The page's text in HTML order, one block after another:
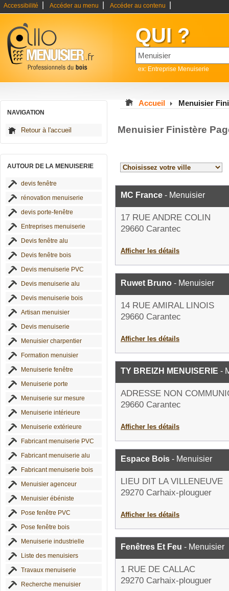
Accessibilité Accéder au menu Accéder au contenu
QUI ?
ex: Entreprise Menuiserie
NAVIGATION
Retour à l'accueil
AUTOUR DE LA MENUISERIE
devis fenêtre
rénovation menuiserie
devis porte-fenêtre
Entreprises menuiserie
Devis fenêtre alu
Devis fenêtre bois
Devis menuiserie PVC
Devis menuiserie alu
Devis menuiserie bois
Artisan menuisier
Devis menuiserie
Menuisier charpentier
Formation menuisier
Menuiserie fenêtre
Menuiserie porte
Menuiserie sur mesure
Menuiserie intérieure
Menuiserie extérieure
Fabricant menuiserie PVC
Fabricant menuiserie alu
Fabricant menuiserie bois
Menuisier agenceur
Menuisier ébéniste
Pose fenêtre PVC
Pose fenêtre bois
Menuiserie industrielle
Liste des menuisiers
Travaux menuiserie
Recherche menuisier
Accueil Menuisier
Menuisier Finistère
MC France - Menuisier
17 RUE ANDRE COLIN
29660 Carantec
Afficher les détails
Ruwet Bruno - Menuisier
14 RUE AMIRAL LINOIS
29660 Carantec
Afficher les détails
TY BREIZH MENUISERIE -
ADRESSE NON
29660 Carantec
Afficher les détails
Espace Bois - Menuisier
LIEU DIT LA VILLENEUVE
29270 Carhaix-plouguer
Afficher les détails
Fenêtres Et Feu - Menuisier
1 RUE DE CALLAC
29270 Carhaix-plouguer